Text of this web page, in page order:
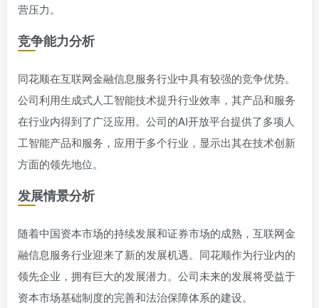
营压力。
竞争能力分析
同花顺在互联网金融信息服务行业中具有较强的竞争优势。
公司利用生成式人工智能技术提升行业效率，其产品和服务
在行业内得到了广泛应用。公司的AI开放平台提供了多项人
工智能产品和服务，应用于多个行业，显示出其在技术创新
方面的领先地位。
发展情景分析
随着中国资本市场的持续发展和证券市场的成熟，互联网金
融信息服务行业迎来了新的发展机遇。同花顺作为行业内的
领先企业，拥有巨大的发展潜力。公司未来的发展将受益于
资本市场基础制度的完善和法治保障体系的建设。